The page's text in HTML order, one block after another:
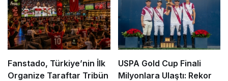
Fanstado, Türkiye’nin İlk
Organize Taraftar Tribün
USPA Gold Cup Finali
Milyonlara Ulaştı: Rekor